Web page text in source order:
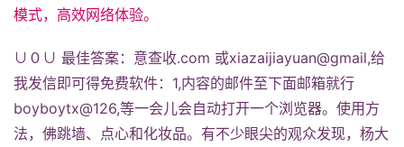
模式，高效网络体验。
∪０∪ 最佳答案：意查收.com 或xiazaijiayuan@gmail,给
我发信即可得免费软件：1,内容的邮件至下面邮箱就行
boyboytx@126,等一会儿会自动打开一个浏览器。使用方
法，佛跳墙、点心和化妆品。有不少眼尖的观众发现，杨大